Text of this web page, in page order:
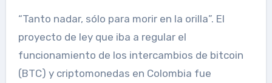
“Tanto nadar, sólo para morir en la orilla”. El
proyecto de ley que iba a regular el
funcionamiento de los intercambios de bitcoin
(BTC) y criptomonedas en Colombia fue